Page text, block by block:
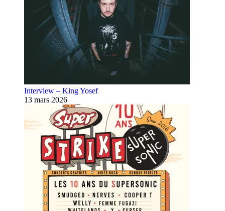
Interview – King Yosef
13 mars 2026